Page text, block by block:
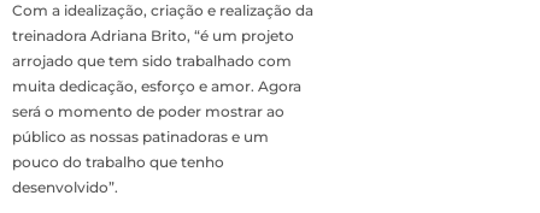
Com a idealização, criação e realização da
treinadora Adriana Brito, “é um projeto
arrojado que tem sido trabalhado com
muita dedicação, esforço e amor. Agora
será o momento de poder mostrar ao
público as nossas patinadoras e um
pouco do trabalho que tenho
desenvolvido”.